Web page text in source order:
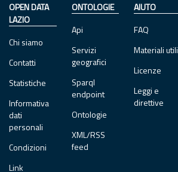
OPEN DATA
LAZIO
Chi siamo
Contatti
Statistiche
Informativa
dati
personali
Condizioni
Link
ONTOLOGIE
Api
Servizi
geografici
Sparql
endpoint
Ontologie
XML/RSS
feed
AIUTO
FAQ
Materiali utili
Licenze
Leggi e
direttive